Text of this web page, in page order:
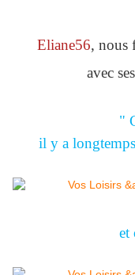
Eliane56, nous
avec
"
il y a
et